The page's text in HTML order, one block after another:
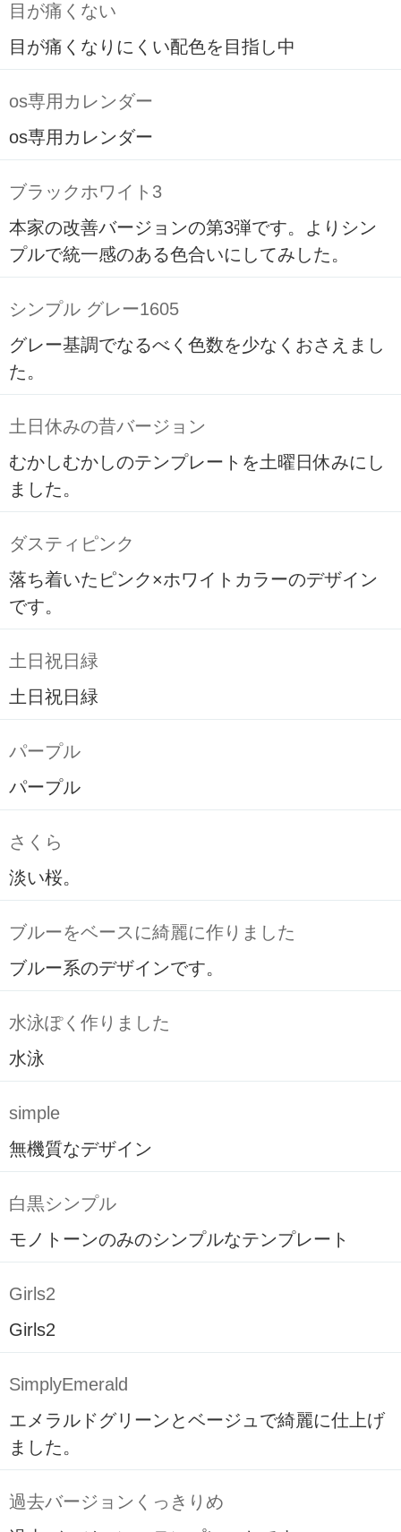
目が痛くない
目が痛くなりにくい配色を目指し中
os専用カレンダー
os専用カレンダー
ブラックホワイト3
本家の改善バージョンの第3弾です。よりシン
プルで統一感のある色合いにしてみした。
シンプル グレー1605
グレー基調でなるべく色数を少なくおさえまし
た。
土日休みの昔バージョン
むかしむかしのテンプレートを土曜日休みにし
ました。
ダスティピンク
落ち着いたピンク×ホワイトカラーのデザイン
です。
土日祝日緑
土日祝日緑
パープル
パープル
さくら
淡い桜。
ブルーをベースに綺麗に作りました
ブルー系のデザインです。
水泳ぽく作りました
水泳
simple
無機質なデザイン
白黒シンプル
モノトーンのみのシンプルなテンプレート
Girls2
Girls2
SimplyEmerald
エメラルドグリーンとベージュで綺麗に仕上げ
ました。
過去バージョンくっきりめ